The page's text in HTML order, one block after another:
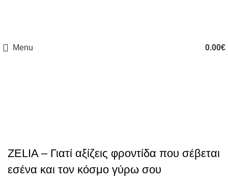
Menu 0.00€
ZELIA – Γιατί αξίζεις φροντίδα που σέβεται
εσένα και τον κόσμο γύρω σου